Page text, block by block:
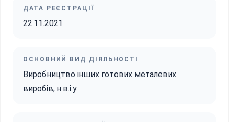
ДАТА РЕЄСТРАЦІЇ
22.11.2021
ОСНОВНИЙ ВИД ДІЯЛЬНОСТІ
Виробництво інших готових металевих
виробів, н.в.і.у.